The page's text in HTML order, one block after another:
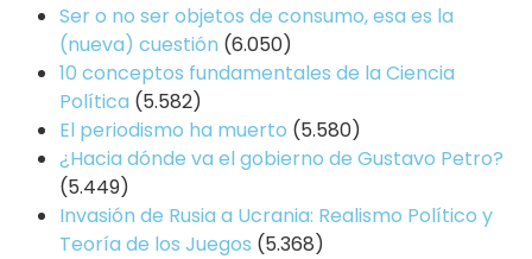
Ser o no ser objetos de consumo, esa es la
(nueva) cuestión (6.050)
10 conceptos fundamentales de la Ciencia
Política (5.582)
El periodismo ha muerto (5.580)
¿Hacia dónde va el gobierno de Gustavo Petro?
(5.449)
Invasión de Rusia a Ucrania: Realismo Político y
Teoría de los Juegos (5.368)